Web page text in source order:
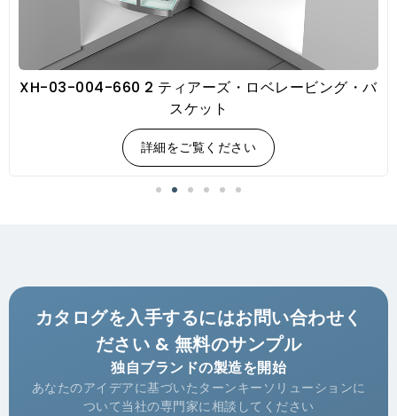
XH-03-004-660 2 ティアーズ・ロベレービング・バ
スケット
詳細をご覧ください
カタログを入手するにはお問い合わせく
ださい & 無料のサンプル
独自ブランドの製造を開始
あなたのアイデアに基づいたターンキーソリューションに
ついて当社の専門家に相談してください